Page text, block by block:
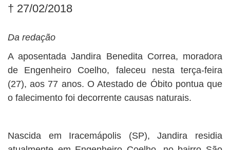
† 27/02/2018
Da redação
A aposentada Jandira Benedita Correa, moradora
de Engenheiro Coelho, faleceu nesta terça-feira
(27), aos 77 anos. O Atestado de Óbito pontua que
o falecimento foi decorrente causas naturais.
Nascida em Iracemápolis (SP), Jandira residia